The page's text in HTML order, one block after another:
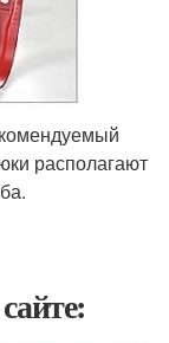
располагают